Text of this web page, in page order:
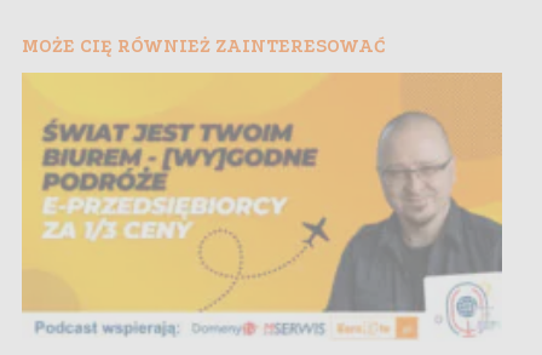
MOŻE CIĘ RÓWNIEŻ ZAINTERESOWAĆ